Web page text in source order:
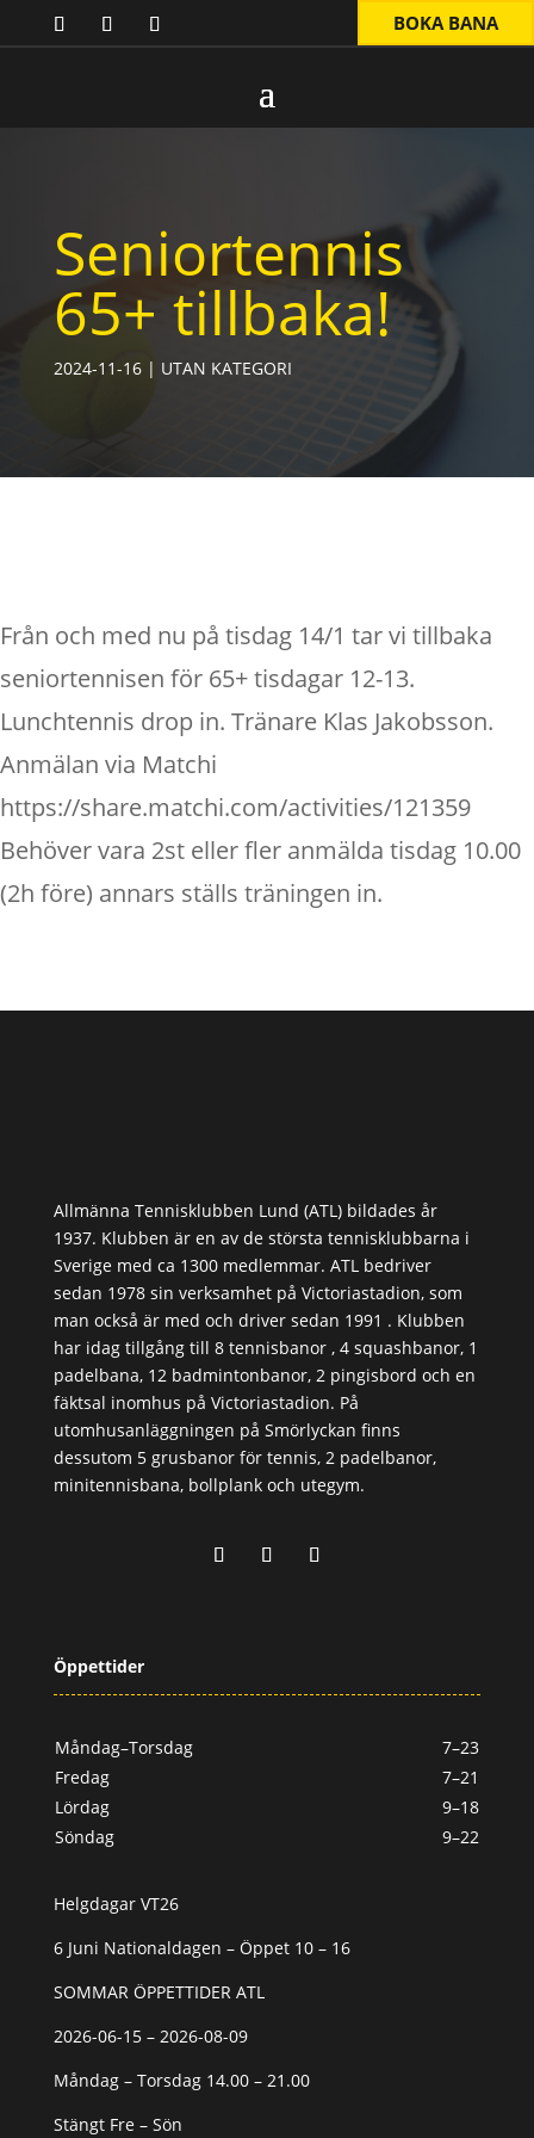
BOKA BANA
Seniortennis
65+ tillbaka!
2024-11-16| UTAN KATEGORI
Från och med nu på tisdag 14/1 tar vi tillbaka
seniortennisen för 65+ tisdagar 12-13.
Lunchtennis drop in. Tränare Klas Jakobsson.
Anmälan via Matchi
https://share.matchi.com/activities/121359
Behöver vara 2st eller fler anmälda tisdag 10.00
(2h före) annars ställs träningen in.
Allmänna Tennisklubben Lund (ATL) bildades år
1937. Klubben är en av de största tennisklubbarna i
Sverige med ca 1300 medlemmar. ATL bedriver
sedan 1978 sin verksamhet på Victoriastadion, som
man också är med och driver sedan 1991 . Klubben
har idag tillgång till 8 tennisbanor , 4 squashbanor, 1
padelbana, 12 badmintonbanor, 2 pingisbord och en
fäktsal inomhus på Victoriastadion. På
utomhusanläggningen på Smörlyckan finns
dessutom 5 grusbanor för tennis, 2 padelbanor,
minitennisbana, bollplank och utegym.
Öppettider
Måndag–Torsdag
7–23
Fredag
7–21
Lördag
9–18
Söndag
9–22
Helgdagar VT26
6 Juni Nationaldagen – Öppet 10 – 16
SOMMAR ÖPPETTIDER ATL
2026-06-15 – 2026-08-09
Måndag – Torsdag 14.00 – 21.00
Stängt Fre – Sön